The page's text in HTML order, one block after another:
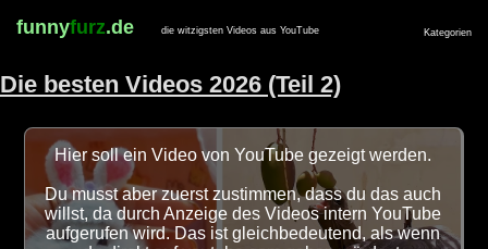
funnyfurz.de die witzigsten Videos aus YouTube Kategorien
Die besten Videos 2026 (Teil 2)
Hier soll ein Video von YouTube gezeigt werden.
Du musst aber zuerst zustimmen, dass du das auch
willst, da durch Anzeige des Videos intern YouTube
aufgerufen wird. Das ist gleichbedeutend, als wenn